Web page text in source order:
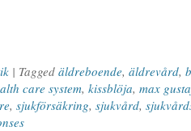
| Tagged äldreboende, äldrevård,
care system, kissblöja, max
, sjukförsäkring, sjukvård,